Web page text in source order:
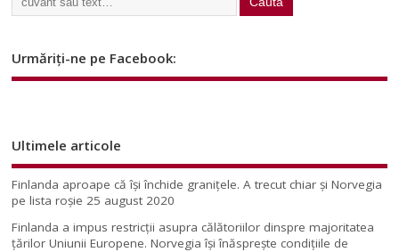
Urmăriți-ne pe Facebook:
Ultimele articole
Finlanda aproape că își închide granițele. A trecut chiar și Norvegia
pe lista roșie 25 august 2020
Finlanda a impus restricţii asupra călătoriilor dinspre majoritatea
ţărilor Uniunii Europene. Norvegia își înăsprește condițiile de